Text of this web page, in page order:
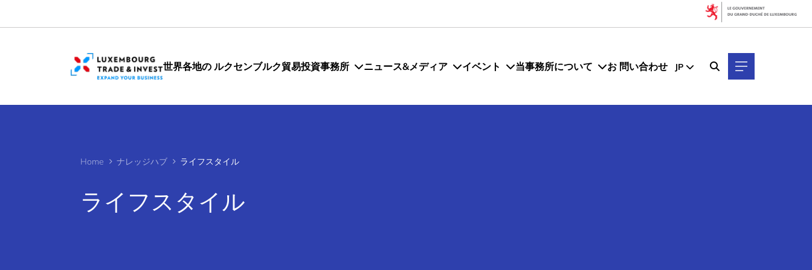
世界各地の ルクセンブルク貿易投資事務所 ニュース&メディア イベント 当事務所について お 問い合わせ JP
Home ナレッジハブ ライフスタイル
ライフスタイル